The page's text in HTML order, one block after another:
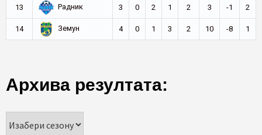
13 Радник 3 0 2 1 2 3 -1 2
14 Земун 4 0 1 3 2 10 -8 1
Архива резултата: